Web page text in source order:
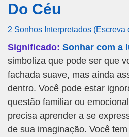
Do Céu
2 Sonhos Interpretados (Escreva
Significado: Sonhar com a
simboliza que pode ser que
fachada suave, mas ainda
dentro. Você pode estar
questão familiar ou
precisa aprender a se
de sua imaginação. Você